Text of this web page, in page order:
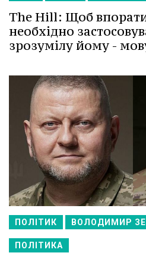
The Hill: Щоб
необхідно
зрозумілу йому -
ПОЛІТИК ВОЛОДИМИР
ПОЛІТИКА